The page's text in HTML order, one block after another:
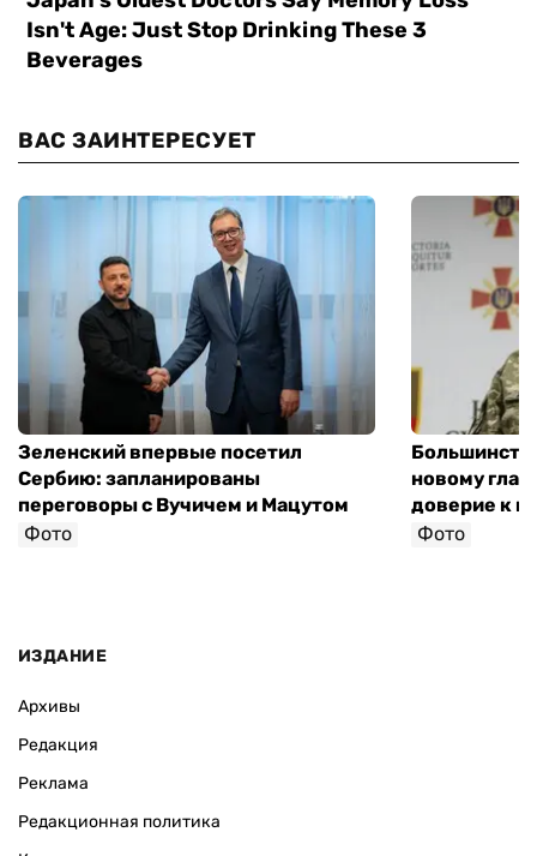
ВАС ЗАИНТЕРЕСУЕТ
Зеленский впервые посетил
Сербию: запланированы
переговоры с Вучичем и Мацутом
Фото
новому
доверие к
Фото
ИЗДАНИЕ
Архивы
Редакция
Реклама
Редакционная политика